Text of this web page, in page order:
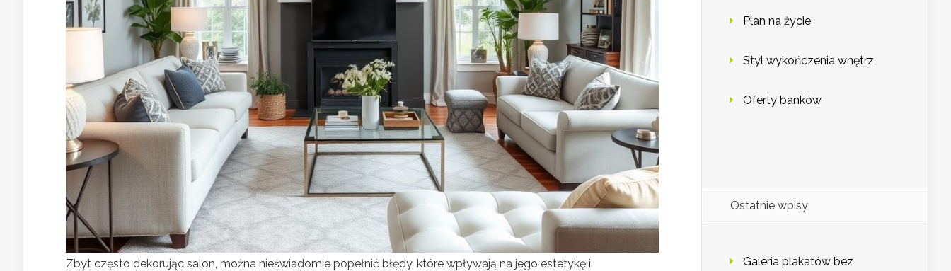
Zbyt często dekorując salon, można nieświadomie popełnić błędy, które wpływają na jego estetykę i
Plan na życie
Styl wykończenia wnętrz
Oferty banków
Ostatnie wpisy
Galeria plakatów bez